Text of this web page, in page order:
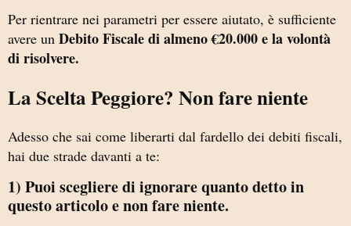
Per rientrare nei parametri per essere aiutato, è sufficiente
avere un Debito Fiscale di almeno €20.000 e la volontà
di risolvere.
La Scelta Peggiore? Non fare niente
Adesso che sai come liberarti dal fardello dei debiti fiscali,
hai due strade davanti a te:
1) Puoi scegliere di ignorare quanto detto in
questo articolo e non fare niente.